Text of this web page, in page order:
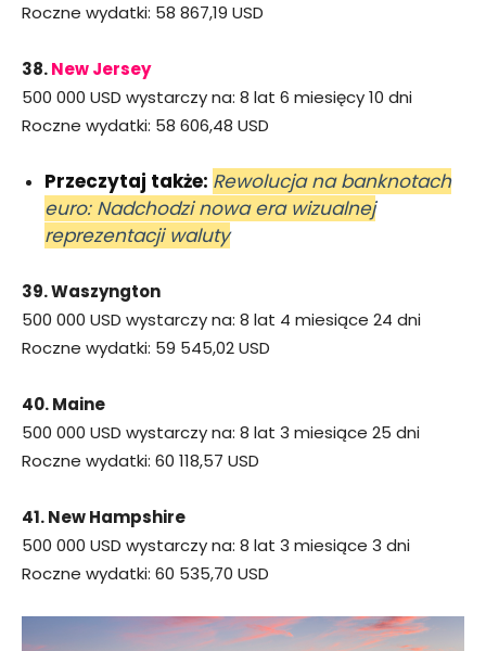
Roczne wydatki: 58 867,19 USD
38.New Jersey
500 000 USD wystarczy na: 8 lat 6 miesięcy 10 dni
Roczne wydatki: 58 606,48 USD
Przeczytaj także: Rewolucja na banknotach
euro: Nadchodzi nowa era wizualnej
reprezentacji waluty
39. Waszyngton
500 000 USD wystarczy na: 8 lat 4 miesiące 24 dni
Roczne wydatki: 59 545,02 USD
40. Maine
500 000 USD wystarczy na: 8 lat 3 miesiące 25 dni
Roczne wydatki: 60 118,57 USD
41. New Hampshire
500 000 USD wystarczy na: 8 lat 3 miesiące 3 dni
Roczne wydatki: 60 535,70 USD